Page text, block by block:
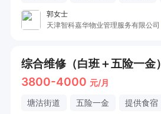
郭女士
天津智科嘉华物业管理服务有限公司
综合维修（白班＋五险一金）
3800-4000 元/月
塘沽街道 五险一金 提供食宿